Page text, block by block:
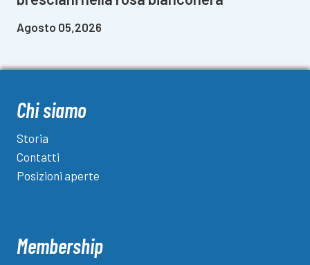
Agosto 05,2026
Chi siamo
Storia
Contatti
Posizioni aperte
Membership